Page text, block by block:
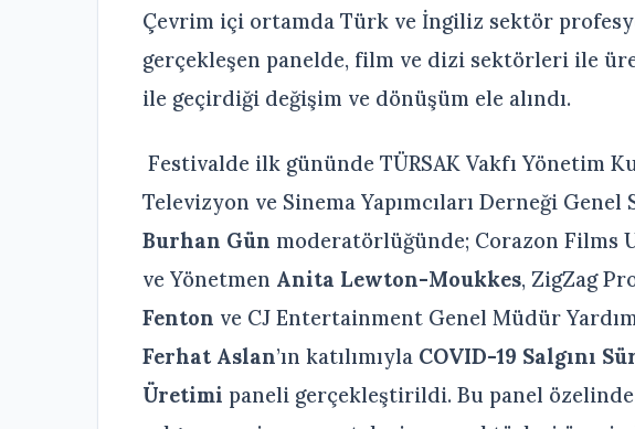
Çevrim içi ortamda Türk ve İngiliz sektör
gerçekleşen panelde, film ve dizi sektörleri ile
ile geçirdiği değişim ve dönüşüm ele alındı.
Festivalde ilk gününde TÜRSAK Vakfı Yönetim
Televizyon ve Sinema Yapımcıları Derneği Genel
Burhan Gün moderatörlüğünde; Corazon Films
ve Yönetmen Anita Lewton-Moukkes, ZigZag
Fenton ve CJ Entertainment Genel Müdür
Ferhat Aslan’ın katılımıyla COVID-19 Salgını
Üretimi paneli gerçekleştirildi. Bu panel özelinde